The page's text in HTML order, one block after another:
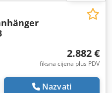
2.882 €
fiksna cijena plus PDV
Nazvati